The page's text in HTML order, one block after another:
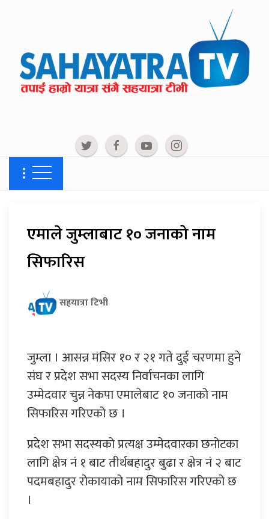
एमाले जुम्लाबाट १० जनाको नाम
सिफारिस
सहयात्रा टिभी
जुम्ला । आसन्न मंसिर १० र २१ गते दुई चरणमा हुने
संघ र प्रदेश सभा सदस्य निर्वाचनका लागि
उम्मेदवार चुन्न नेकपा एमालेबाट १० जनाको नाम
सिफारिस गरिएको छ ।
प्रदेश सभा सदस्यको प्रत्यक्ष उम्मेदवारका छनोटका
लागि क्षेत्र नं १ बाट तीर्थबहादुर बुढा र क्षेत्र नं २ बाट
पदमबहादुर रोकायाको नाम सिफारिस गरिएको छ
।